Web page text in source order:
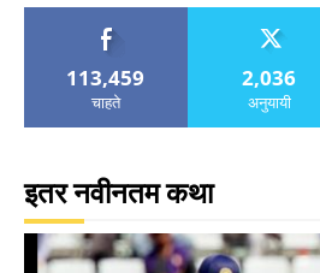
113,459
चाहते
2,036
अनुयायी
इतर नवीनतम कथा